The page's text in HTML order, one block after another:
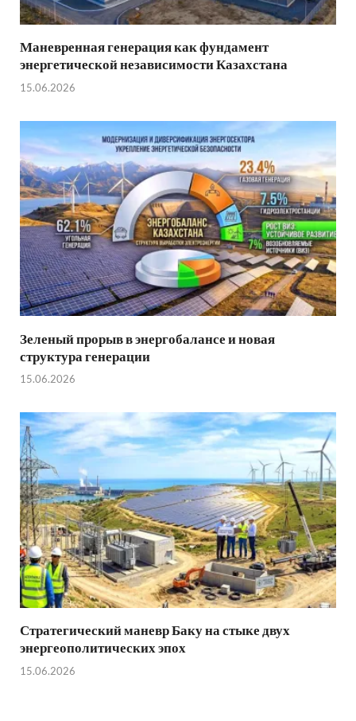
Маневренная генерация как фундамент
энергетической независимости Казахстана
15.06.2026
Зеленый прорыв в энергобалансе и новая
структура генерации
15.06.2026
Стратегический маневр Баку на стыке двух
энергеополитических эпох
15.06.2026